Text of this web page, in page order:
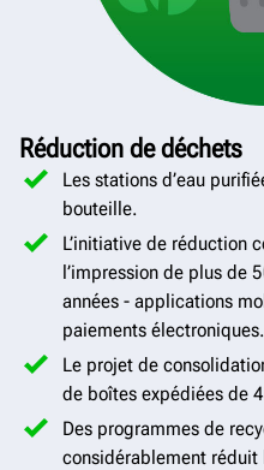
Réduction de déchets
Les stations d’eau
bouteille.
L’initiative de réduction
l’impression de plus de
années - applications
paiements électroniques.
Le projet de
de boîtes expédiées de
Des programmes de
considérablement réduit